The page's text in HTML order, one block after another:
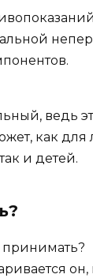
ведь
как для
и детей.